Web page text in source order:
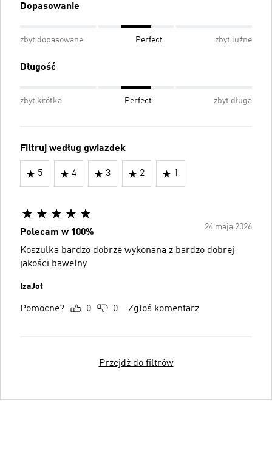
Dopasowanie
zbyt dopasowane Perfect zbyt luźne
Długość
zbyt krótka Perfect zbyt długa
Filtruj według gwiazdek
5 4 3 2 1
24 maja 2026
Polecam w 100%
Koszulka bardzo dobrze wykonana z bardzo dobrej
jakości bawełny
IzaJot
Pomocne? 0 0 Zgłoś komentarz
Przejdź do filtrów